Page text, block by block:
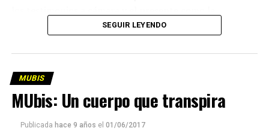
ineludible materialidad del espacio: la arquitectura, el
diseño urbano y suinfluencia las relaciones humana
menospreciado si los hay-
hablan)-
por su supuesta carencia de
destrezacinematográficay su uso degradado y efectista
en la televisión.
SEGUIR LEYENDO
MUBIS
MUbis: Un cuerpo que transpira
Publicada hace 9 años el 01/06/2017